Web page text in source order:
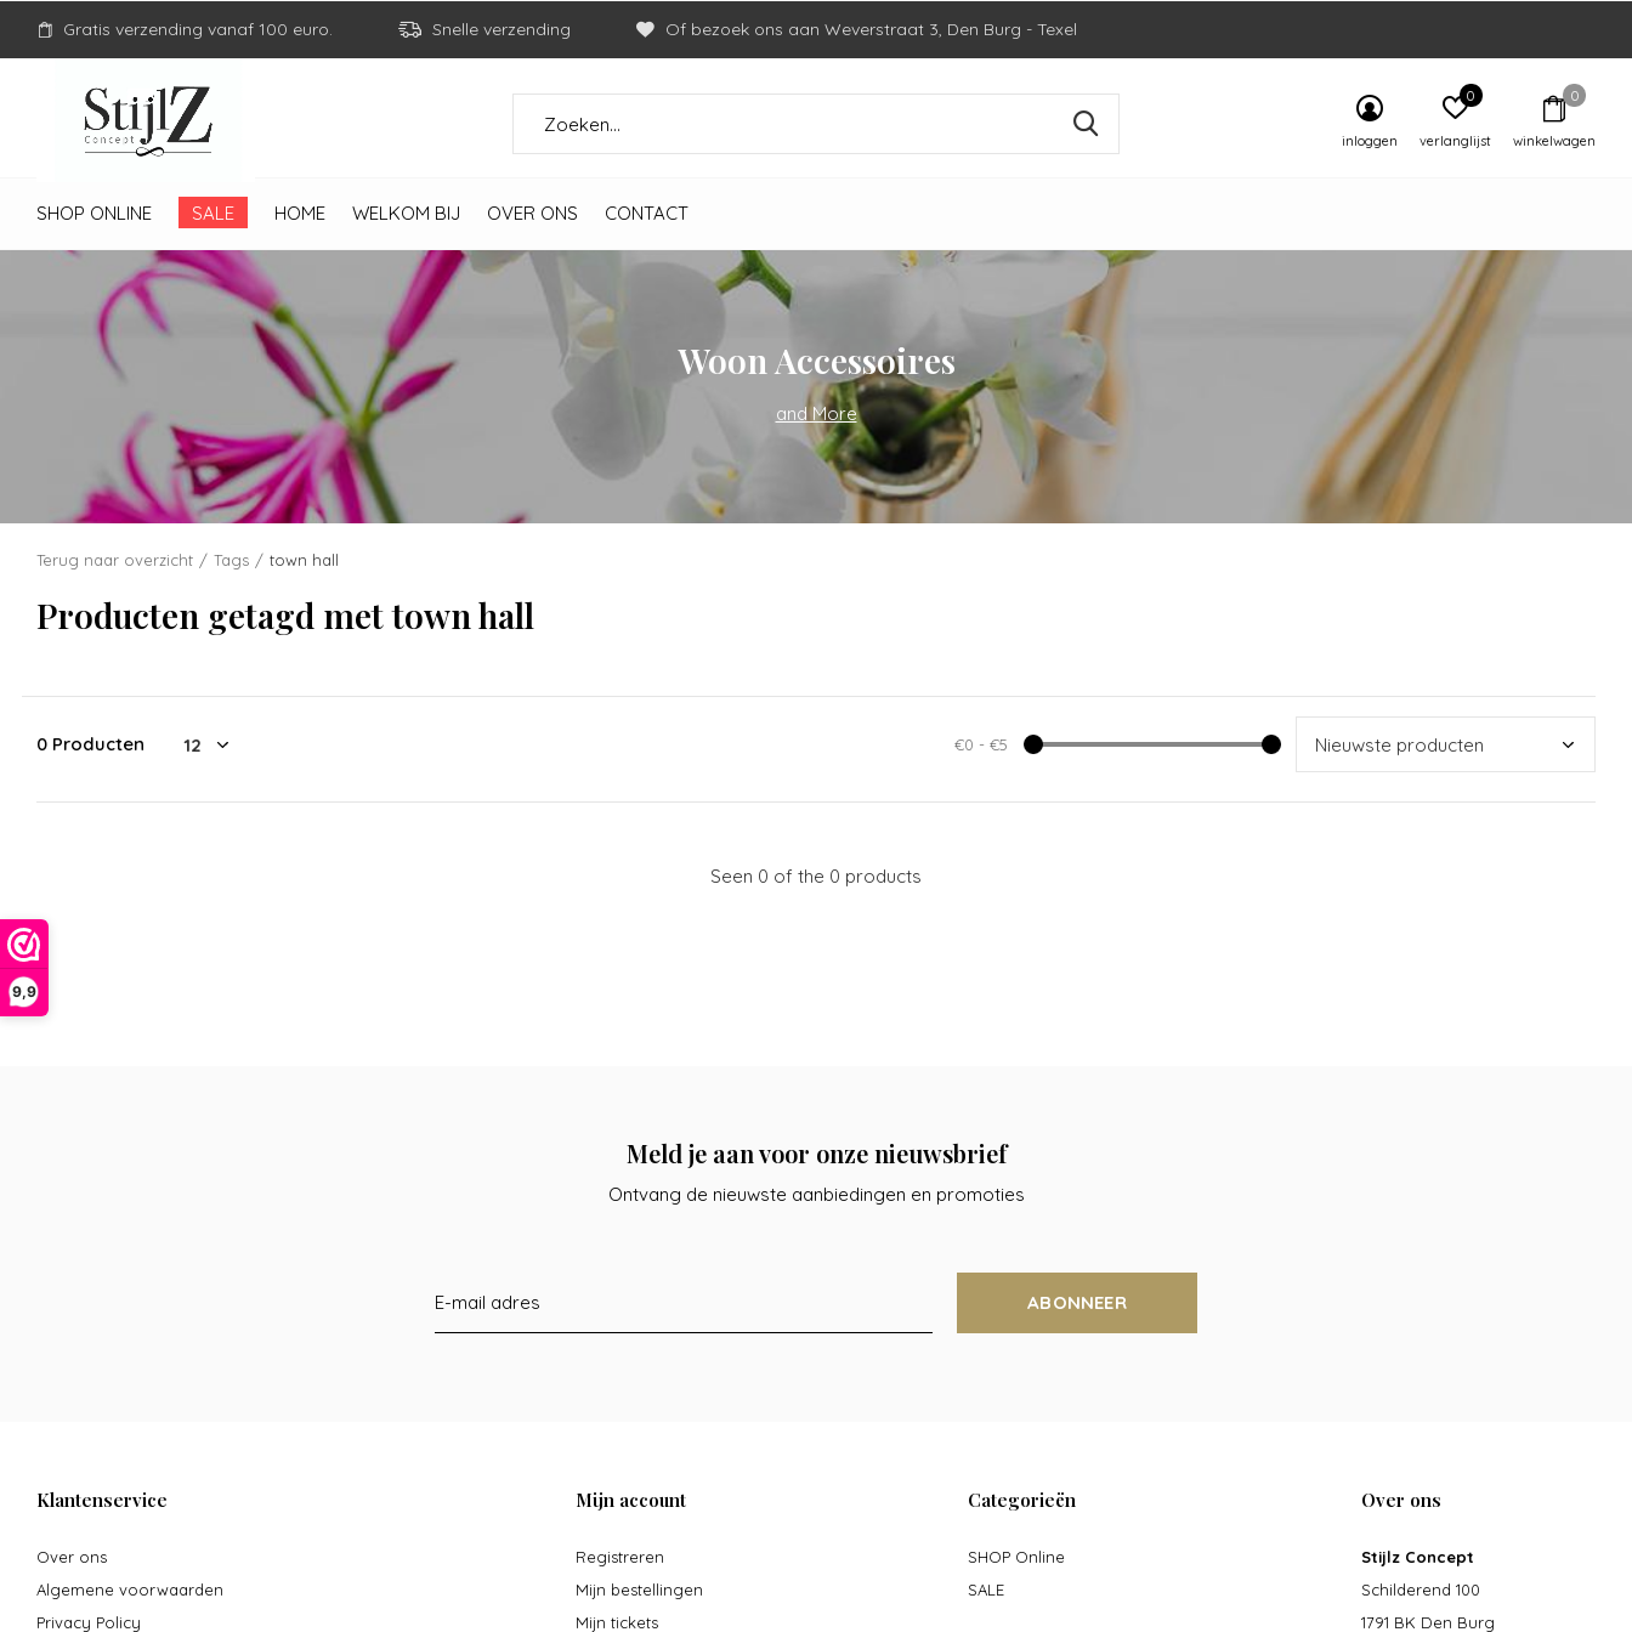
9,9
SHOP ONLINE SALE HOME WELKOM BIJ OVER ONS CONTACT
inloggen verlanglijst
0
winkelwagen
0
Gratis verzending vanaf 100 euro. Snelle verzending Of bezoek ons aan Weverstraat 3, Den Burg - Texel
Woon Accessoires
and More
Terug naar overzicht Tags town hall
Producten getagd met town hall
0 Producten €0 - €5
Seen 0 of the 0 products
Meld je aan voor onze nieuwsbrief
Ontvang de nieuwste aanbiedingen en promoties
ABONNEER
Klantenservice
Over ons
Algemene voorwaarden
Privacy Policy
Mijn account
Registreren
Mijn bestellingen
Mijn tickets
Categorieën
SHOP Online
SALE
Over ons
Stijlz Concept
Schilderend 100
1791 BK Den Burg